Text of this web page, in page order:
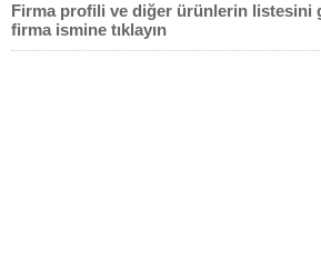
Firma profili ve diğer ürünlerin listesini
firma ismine tıklayın